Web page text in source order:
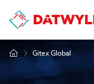
Gitex Global